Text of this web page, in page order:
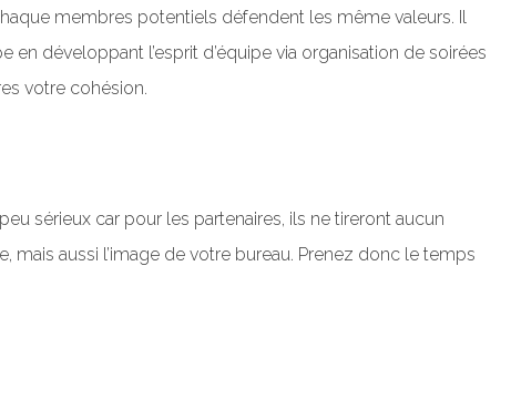
membres potentiels défendent les même valeurs. Il
développant l’esprit d’équipe via organisation de soirées
votre cohésion.
sérieux car pour les partenaires, ils ne tireront aucun
mais aussi l’image de votre bureau. Prenez donc le temps